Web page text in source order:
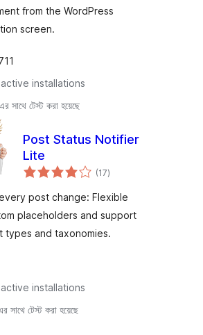
from the WordPress
screen.
installations
সাথে টেস্ট করা হয়েছে
Post Status Notifier
Lite
(17total
ratings
)
post change: Flexible
placeholders and support
types and taxonomies.
installations
সাথে টেস্ট করা হয়েছে